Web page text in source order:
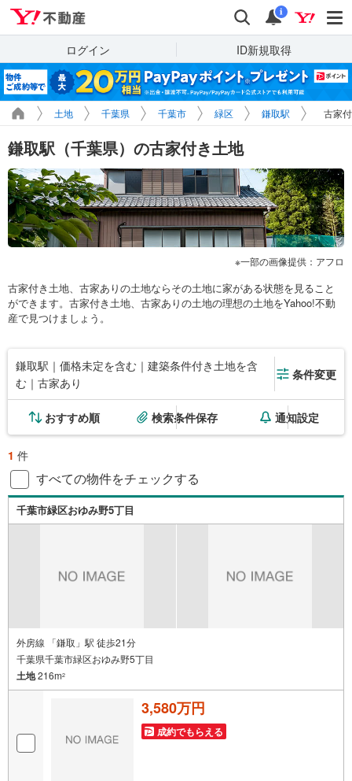
検索 通知
i
ログイン ID新規取得
土地 千葉県 千葉市 緑区 鎌取駅 古家
鎌取駅（千葉県）の古家付き土地
一部の画像提供：アフロ
古家付き土地、古家ありの土地ならその土地に家がある状態を見ること
ができます。古家付き土地、古家ありの土地の理想の土地をYahoo!不動
産で見つけましょう。
鎌取駅｜価格未定を含む｜建築条件付き土地を含
む｜古家あり
条件変更
おすすめ順 検索条件保存 通知設定
1 件
すべての物件をチェックする
千葉市緑区おゆみ野5丁目
外房線 「鎌取」駅 徒歩21分
千葉県千葉市緑区おゆみ野5丁目
土地216m2
3,580万円
成約でもらえる